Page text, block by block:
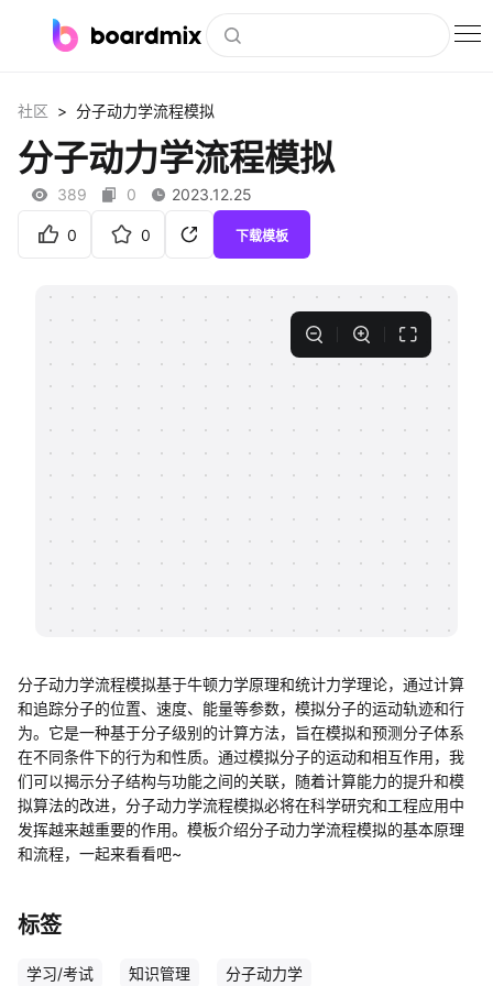
社区资源
下载
支持
帮助中心
知识分享社区
社区 > 分子动力学流程模拟
分子动力学流程模拟
389 0 2023.12.25
0 0 下载模板
分子动力学流程模拟基于牛顿力学原理和统计力学理论，通过计算
和追踪分子的位置、速度、能量等参数，模拟分子的运动轨迹和行
为。它是一种基于分子级别的计算方法，旨在模拟和预测分子体系
在不同条件下的行为和性质。通过模拟分子的运动和相互作用，我
们可以揭示分子结构与功能之间的关联，随着计算能力的提升和模
拟算法的改进，分子动力学流程模拟必将在科学研究和工程应用中
发挥越来越重要的作用。模板介绍分子动力学流程模拟的基本原理
和流程，一起来看看吧~
标签
学习/考试 知识管理 分子动力学